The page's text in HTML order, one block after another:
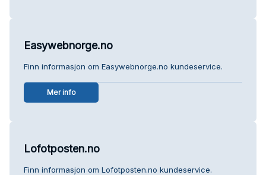
Easywebnorge.no
Finn informasjon om Easywebnorge.no kundeservice.
Mer info
Lofotposten.no
Finn informasjon om Lofotposten.no kundeservice.